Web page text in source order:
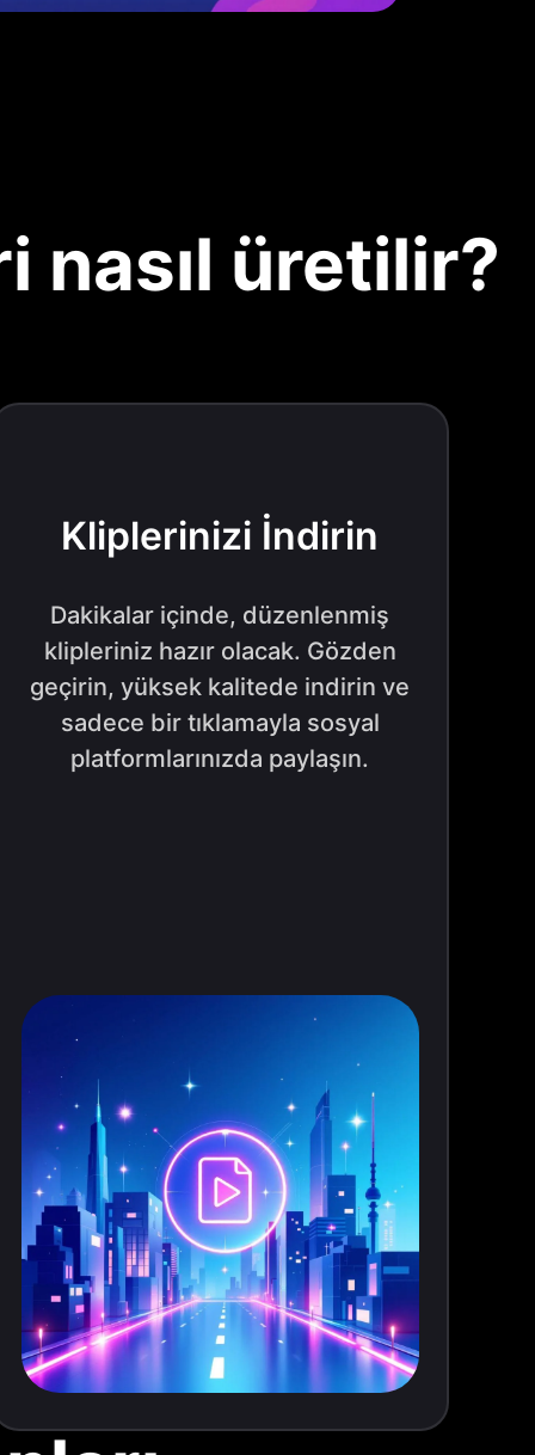
nasıl üretilir?
Kliplerinizi İndirin
Dakikalar içinde, düzenlenmiş
klipleriniz hazır olacak. Gözden
geçirin, yüksek kalitede indirin ve
sadece bir tıklamayla sosyal
platformlarınızda paylaşın.